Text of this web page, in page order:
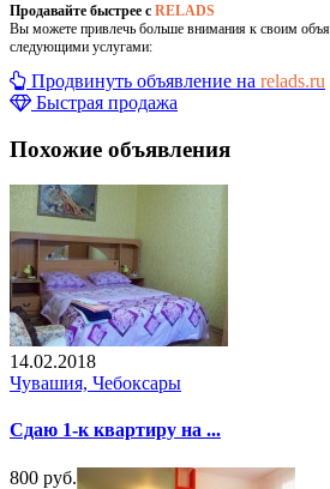
Продавайте быстрее с RELADS
Вы можете привлечь больше внимания к своим
следующими услугами:
Продвинуть объявление на relads.ru
Быстрая продажа
Похожие объявления
14.02.2018
Чувашия, Чебоксары
Сдаю 1-к квартиру на ...
800 руб.